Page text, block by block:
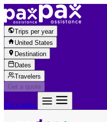
Skip to content
Trips per year
United States
Destination
Dates
Travelers
Get a quote
Get a quote